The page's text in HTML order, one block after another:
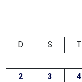
ENTREVISTA
ESPORTE
D S T
2
3 4